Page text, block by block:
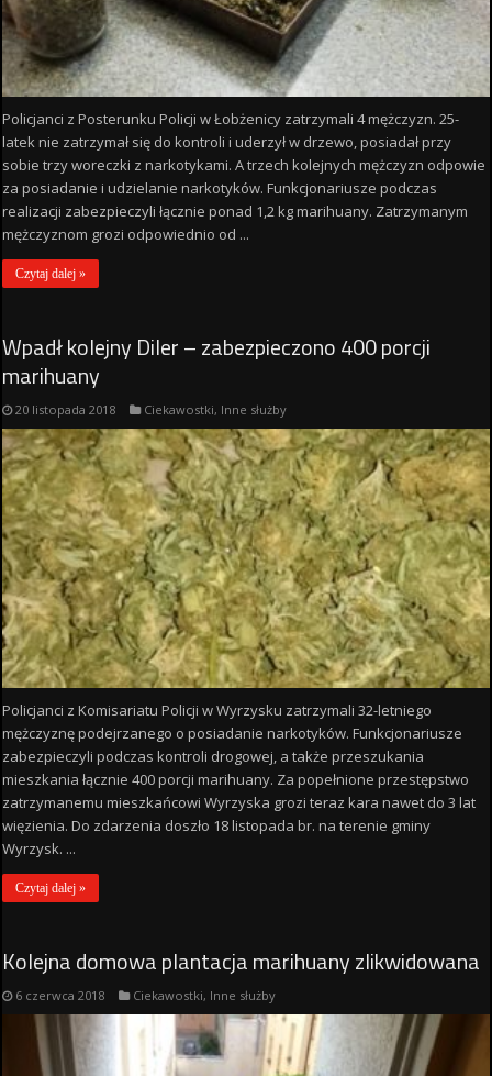
Policjanci z Posterunku Policji w Łobżenicy zatrzymali 4 mężczyzn. 25-
latek nie zatrzymał się do kontroli i uderzył w drzewo, posiadał przy
sobie trzy woreczki z narkotykami. A trzech kolejnych mężczyzn odpowie
za posiadanie i udzielanie narkotyków. Funkcjonariusze podczas
realizacji zabezpieczyli łącznie ponad 1,2 kg marihuany. Zatrzymanym
mężczyznom grozi odpowiednio od ...
Czytaj dalej »
Wpadł kolejny Diler – zabezpieczono 400 porcji
marihuany
20 listopada 2018 Ciekawostki, Inne służby
Policjanci z Komisariatu Policji w Wyrzysku zatrzymali 32-letniego
mężczyznę podejrzanego o posiadanie narkotyków. Funkcjonariusze
zabezpieczyli podczas kontroli drogowej, a także przeszukania
mieszkania łącznie 400 porcji marihuany. Za popełnione przestępstwo
zatrzymanemu mieszkańcowi Wyrzyska grozi teraz kara nawet do 3 lat
więzienia. Do zdarzenia doszło 18 listopada br. na terenie gminy
Wyrzysk. ...
Czytaj dalej »
Kolejna domowa plantacja marihuany zlikwidowana
6 czerwca 2018 Ciekawostki, Inne służby